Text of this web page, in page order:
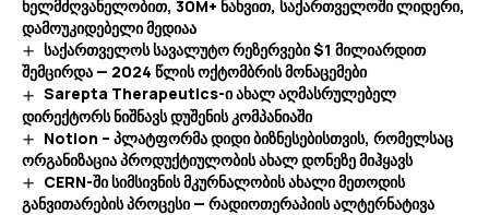
ხელმძღვანელობით, 30M+ ნახვით, საქართველოში ლიდერი,
დამოუკიდებელი მედიაა
საქართველოს სავალუტო რეზერვები $1 მილიარდით
შემცირდა — 2024 წლის ოქტომბრის მონაცემები
Sarepta Therapeutics-ი ახალ აღმასრულებელ
დირექტორს ნიშნავს დუშენის კომპანიაში
Notion – პლატფორმა დიდი ბიზნესებისთვის, რომელსაც
ორგანიზაცია პროდუქტიულობის ახალ დონეზე მიჰყავს
CERN-ში სიმსივნის მკურნალობის ახალი მეთოდის
განვითარების პროცესი — რადიოთერაპიის ალტერნატივა